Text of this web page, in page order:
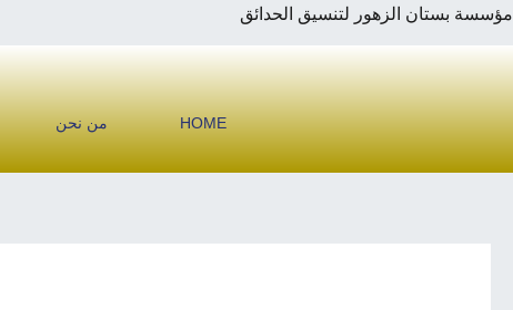
تخطي
المحتوى
مؤسسة بستان الزهور لتنسيق الحدائق
HOME من نحن